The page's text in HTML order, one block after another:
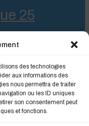
des technologies
aux informations des
nous permettra de traiter
ou les ID uniques
son consentement peut
et fonctions.
25